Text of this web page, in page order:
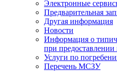
Электронные
Предварительная
Другая информация
Новости
Информация о
при
Услуги по
Перечень МСЗУ